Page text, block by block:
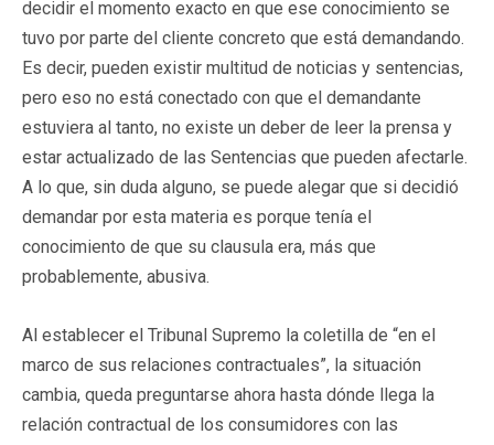
decidir el momento exacto en que ese conocimiento se
tuvo por parte del cliente concreto que está demandando.
Es decir, pueden existir multitud de noticias y sentencias,
pero eso no está conectado con que el demandante
estuviera al tanto, no existe un deber de leer la prensa y
estar actualizado de las Sentencias que pueden afectarle.
A lo que, sin duda alguno, se puede alegar que si decidió
demandar por esta materia es porque tenía el
conocimiento de que su clausula era, más que
probablemente, abusiva.
Al establecer el Tribunal Supremo la coletilla de “en el
marco de sus relaciones contractuales”, la situación
cambia, queda preguntarse ahora hasta dónde llega la
relación contractual de los consumidores con las